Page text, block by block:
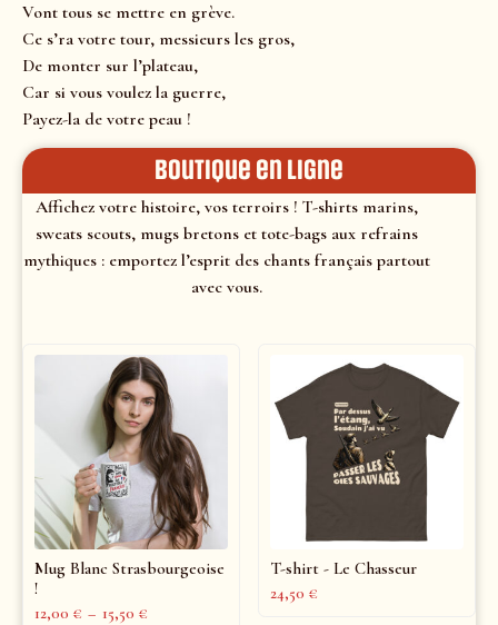
Vont tous se mettre en grève.
Ce s’ra votre tour, messieurs les gros,
De monter sur l’plateau,
Car si vous voulez la guerre,
Payez-la de votre peau !
Boutique en ligne
Affichez votre histoire, vos terroirs ! T-shirts marins,
sweats scouts, mugs bretons et tote-bags aux refrains
mythiques : emportez l’esprit des chants français partout
avec vous.
Mug Blanc Strasbourgeoise
!
12,00 € – 15,50 €
T-shirt - Le Chasseur
24,50 €